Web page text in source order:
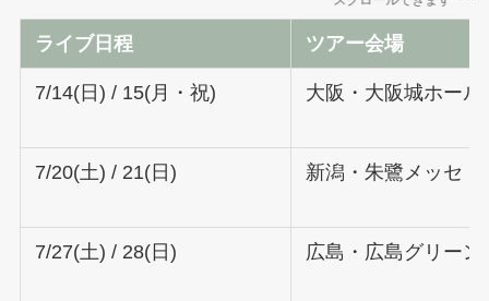
ライブ日程 ツアー会場
7/14(日) / 15(月・祝) 大阪・大阪城ホール
7/20(土) / 21(日) 新潟・朱鷺メッセ
7/27(土) / 28(日) 広島・広島グリーン